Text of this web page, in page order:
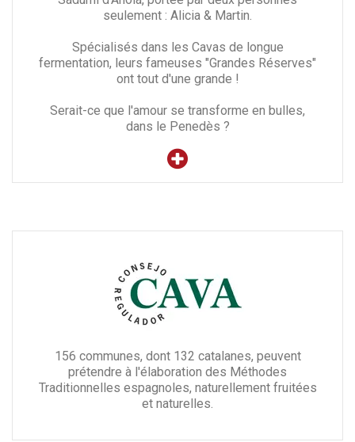
seulement : Alicia & Martin.
Spécialisés dans les Cavas de longue
fermentation, leurs fameuses "Grandes Réserves"
ont tout d'une grande !
Serait-ce que l'amour se transforme en bulles,
dans le Penedès ?
156 communes, dont 132 catalanes, peuvent
prétendre à l'élaboration des Méthodes
Traditionnelles espagnoles, naturellement fruitées
et naturelles.